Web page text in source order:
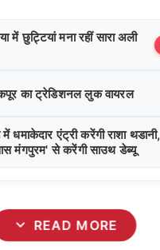
में छुट्टियां मना रहीं सारा अली
कपूर का ट्रेडिशनल लुक वायरल
धमाकेदार एंट्री करेंगी राशा थडानी,
मंगपुरम' से करेंगी साउथ डेब्यू
expand_more READ MORE